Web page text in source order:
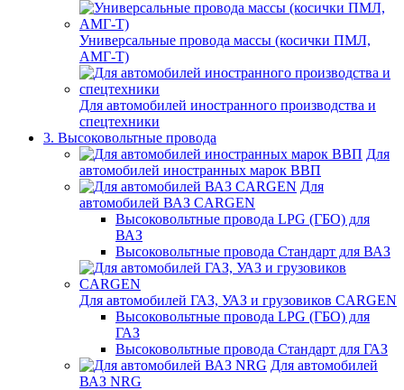
Универсальные провода массы (косички ПМЛ,
АМГ-Т)
Для автомобилей иностранного производства и
спецтехники
3. Высоковольтные провода
Для
автомобилей иностранных марок ВВП
Для
автомобилей ВАЗ CARGEN
Высоковольтные провода LPG (ГБО) для
ВАЗ
Высоковольтные провода Стандарт для ВАЗ
Для автомобилей ГАЗ, УАЗ и грузовиков CARGEN
Высоковольтные провода LPG (ГБО) для
ГАЗ
Высоковольтные провода Стандарт для ГАЗ
Для автомобилей
ВАЗ NRG